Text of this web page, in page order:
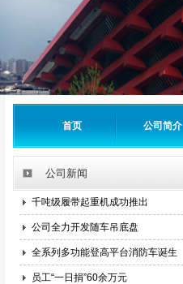
首页 公司简介
公司新闻
千吨级履带起重机成功推出
公司全力开发随车吊底盘
全系列多功能登高平台消防车诞生
员工“一日捐”60余万元